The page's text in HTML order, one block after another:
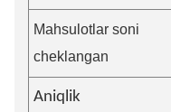
Mahsulotlar soni
cheklangan
Aniqlik